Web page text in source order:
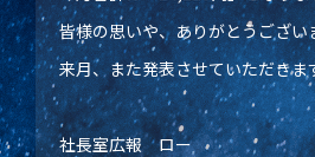
皆様の思いや、ありがとうござい
来月、また発表させていただきま
社長室広報 ロー